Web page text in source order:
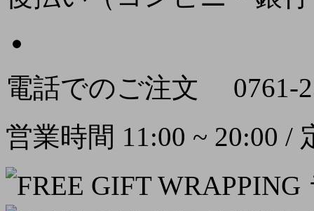
電話でのご注文
0761-
営業時間 11:00 ~ 20:00 /